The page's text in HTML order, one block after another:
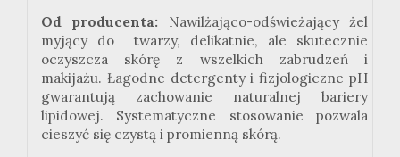
Od producenta: Nawilżająco-odświeżający żel
myjący do twarzy, delikatnie, ale skutecznie
oczyszcza skórę z wszelkich zabrudzeń i
makijażu. Łagodne detergenty i fizjologiczne pH
gwarantują zachowanie naturalnej bariery
lipidowej. Systematyczne stosowanie pozwala
cieszyć się czystą i promienną skórą.